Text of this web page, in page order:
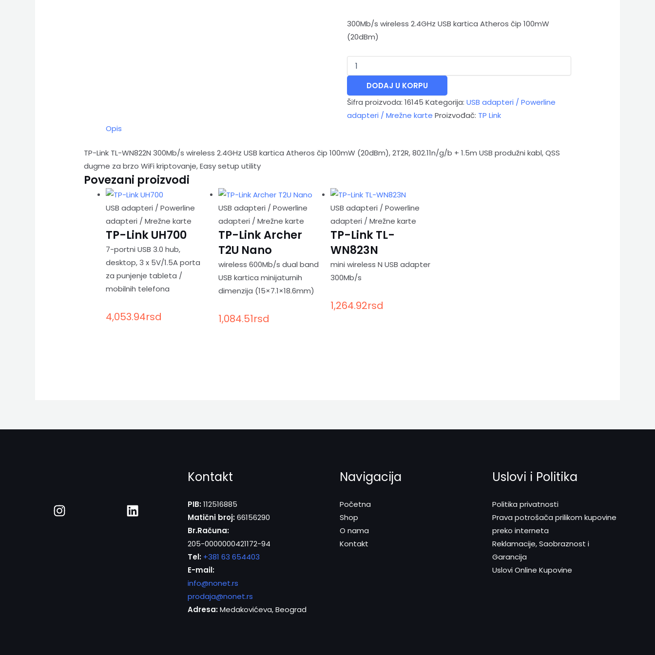
300Mb/s wireless 2.4GHz USB kartica Atheros čip 100mW
(20dBm)
DODAJ U KORPU
Šifra proizvoda: 16145 Kategorija: USB adapteri / Powerline
adapteri / Mrežne karte Proizvođač: TP Link
Opis
TP-Link TL-WN822N 300Mb/s wireless 2.4GHz USB kartica Atheros čip 100mW (20dBm), 2T2R, 802.11n/g/b + 1.5m USB produžni kabl, QSS
dugme za brzo WiFi kriptovanje, Easy setup utility
Povezani proizvodi
USB adapteri / Powerline
adapteri / Mrežne karte
TP-Link UH700
7-portni USB 3.0 hub,
desktop, 3 x 5V/1.5A porta
za punjenje tableta /
mobilnih telefona
4,053.94rsd
USB adapteri / Powerline
adapteri / Mrežne karte
TP-Link Archer
T2U Nano
wireless 600Mb/s dual band
USB kartica minijaturnih
dimenzija (15×7.1×18.6mm)
1,084.51rsd
USB adapteri / Powerline
adapteri / Mrežne karte
TP-Link TL-
WN823N
mini wireless N USB adapter
300Mb/s
1,264.92rsd
Kontakt
PIB:112516885
Matični broj:66156290
Br.Računa:
205-0000000421172-94
Tel: +381 63 654403
E-mail:
info@nonet.rs
prodaja@nonet.rs
Adresa:Medakovićeva, Beograd
Navigacija
Početna
Shop
O nama
Kontakt
Uslovi i Politika
Politika privatnosti
Prava potrošača prilikom kupovine
preko interneta
Reklamacije, Saobraznost i
Garancija
Uslovi Online Kupovine